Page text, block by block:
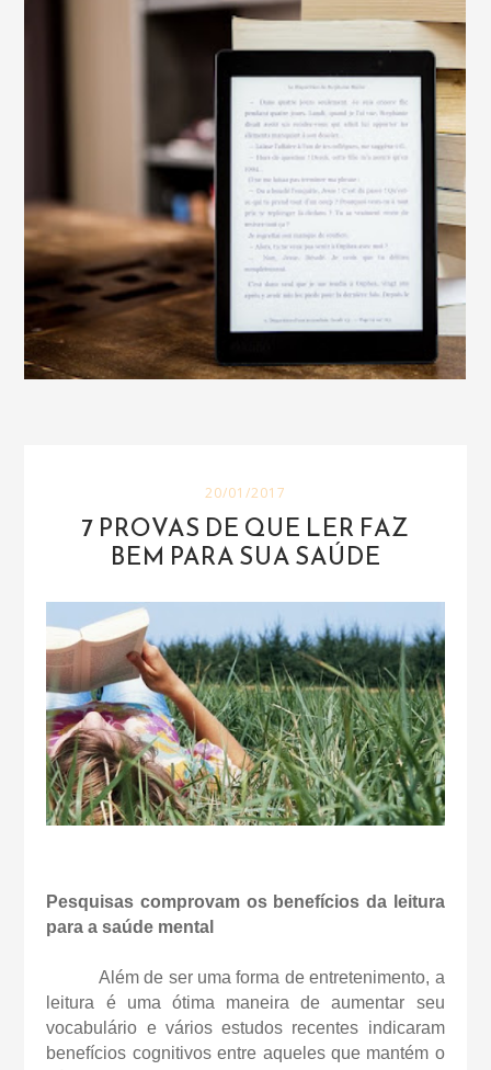
20/01/2017
7 PROVAS DE QUE LER FAZ
BEM PARA SUA SAÚDE
Pesquisas comprovam os benefícios da leitura
para a saúde mental
Além de ser uma forma de entretenimento, a
leitura é uma ótima maneira de aumentar seu
vocabulário e vários estudos recentes indicaram
benefícios cognitivos entre aqueles que mantém o